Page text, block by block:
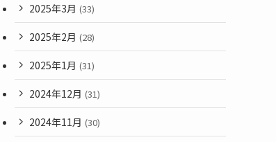
2025年3月 (33)
2025年2月 (28)
2025年1月 (31)
2024年12月 (31)
2024年11月 (30)